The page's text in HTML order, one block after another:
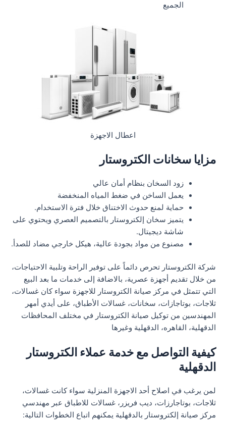
الجميع
اعطال الاجهزة
مزايا سخانات الكتروستار
زود السخان بنظام أمان عالي
يعمل الساخن في ضغط المياه المنخفضة
حماية لمنع حدوث الاختناق خلال فترة الاستخدام.
يتميز سخان إلكتروستار بالتصميم العصري ويحتوي على
شاشة ديجيتال.
مصنوع من مواد بجودة عالية، هيكل خارجي مضاد للصدأ.
شركة الكتروستار تحرص دائماً على توفير الراحة وتلبية الاحتياجات،
من خلال تقديم أجهزة عصرية، بالاضافة إلى خدمات ما بعد البيع
التي تتمثل في مركز صيانة الكتروستار للاجهزة سواء كان غسالات،
ثلاجات، بوتاجازات، سخانات، غسالات الأطباق، على أيدي أمهر
المهندسين من توكيل صيانة الكتروستار في مختلف المحافظات
الدقهلية، القاهره، الدقهلية وغيرها
كيفية التواصل مع خدمة عملاء الكتروستار
الدقهلية
لمن يرغب في اصلاح أحد الاجهزة المنزلية سواء كانت غسالات،
ثلاجات، بوتاجارزات، ديب فريزر، غسالات للاطباق عبر مهندسي
مركز صيانة إلكتروستار بالدقهلية يمكنهم اتباع الخطوات التالية: